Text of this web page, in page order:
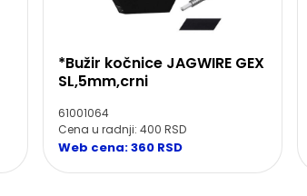
*Bužir kočnice JAGWIRE GEX
SL,5mm,crni
61001064
Cena u radnji: 400 RSD
Web cena: 360 RSD